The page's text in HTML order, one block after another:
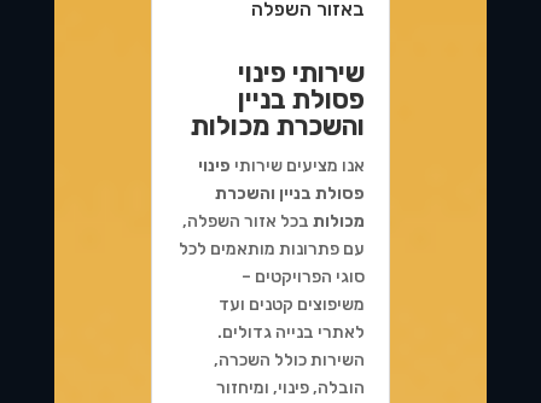
באזור השפלה
שירותי פינוי
פסולת בניין
והשכרת מכולות
אנו מציעים שירותי פינוי
פסולת בניין והשכרת
מכולותבכל אזור השפלה,
עם פתרונות מותאמים לכל
סוגי הפרויקטים –
משיפוצים קטנים ועד
לאתרי בנייה גדולים.
השירות כולל השכרה,
הובלה, פינוי, ומיחזור